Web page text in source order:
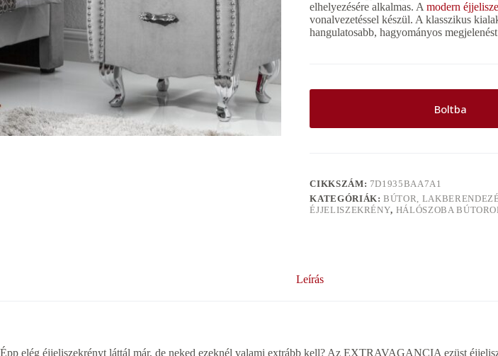
elhelyezésére alkalmas. Amodern
vonalvezetéssel készül. A klasszikus
hangulatosabb, hagyományos
Boltba
CIKKSZÁM: 7D1935BAA7A1
KATEGÓRIÁK:BÚTOR,
ÉJJELISZEKRÉNY, HÁLÓSZOBA
Leírás
Épp elég éjjeliszekrényt láttál már, de neked ezeknél valami extrább kell? Az EXTRAVAGANCIA ezüst